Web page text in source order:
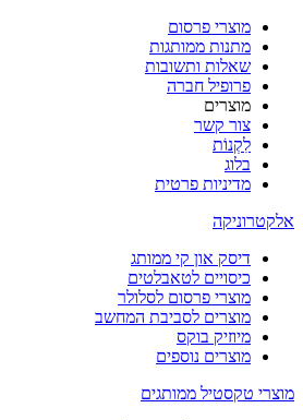
מוצרי פרסום
מתנות ממותגות
שאלות ותשובות
פרופיל חברה
מוצרים
צור קשר
לִקְנוֹת
בלוג
מדיניות פרטית
אלקטרוניקה
דיסק און קי ממותג
כיסויים לטאבלטים
מוצרי פרסום לסלולר
מוצרים לסביבת המחשב
מיוזיק בוקס
מוצרים נוספים
מוצרי טקסטיל ממותגים